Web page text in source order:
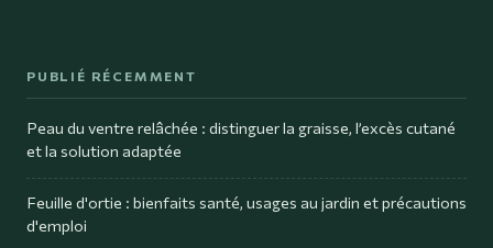
PUBLIÉ RÉCEMMENT
Peau du ventre relâchée : distinguer la graisse, l’excès cutané
et la solution adaptée
Feuille d'ortie : bienfaits santé, usages au jardin et précautions
d'emploi